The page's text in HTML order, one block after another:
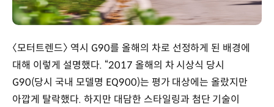
〈모터트렌드〉 역시 G90를 올해의 차로 선정하게 된 배경에
대해 이렇게 설명했다. “2017 올해의 차 시상식 당시
G90(당시 국내 모델명 EQ900)는 평가 대상에는 올랐지만
아깝게 탈락했다. 하지만 대담한 스타일링과 첨단 기술이